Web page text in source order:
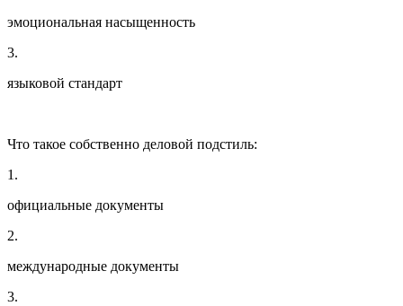
эмоциональная насыщенность
3.
языковой стандарт
Что такое собственно деловой подстиль:
1.
официальные документы
2.
международные документы
3.